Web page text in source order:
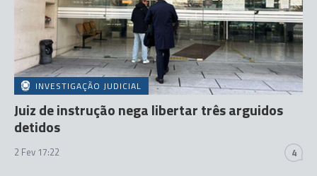
INVESTIGAÇÃO JUDICIAL
Juiz de instrução nega libertar três arguidos
detidos
2 Fev 17:22 4